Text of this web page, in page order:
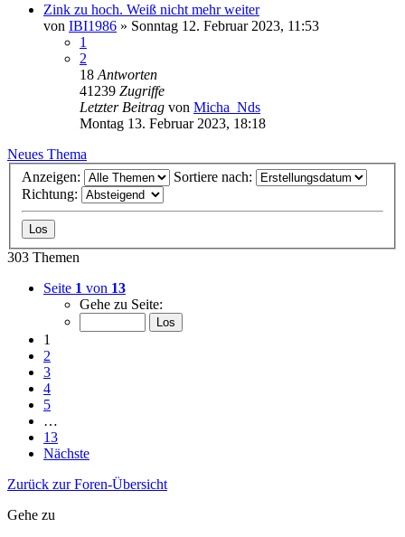
Zink zu hoch. Weiß nicht mehr weiter
von IBI1986 » Sonntag 12. Februar 2023, 11:53
1
2
18 Antworten
41239 Zugriffe
Letzter Beitrag von Micha_Nds
Montag 13. Februar 2023, 18:18
Neues Thema
Anzeigen:
Sortiere nach:
Richtung:
303 Themen
Seite 1 von 13
Gehe zu Seite:
1
2
3
4
5
…
13
Nächste
Zurück zur Foren-Übersicht
Gehe zu